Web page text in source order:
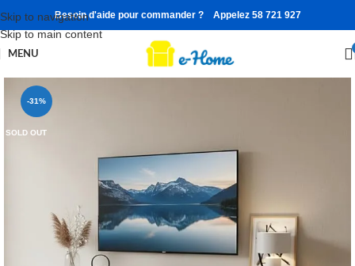
Skip to navigation
Skip to main content
Besoin d'aide pour commander ? Appelez 58 721 927
MENU
-31%
SOLD OUT